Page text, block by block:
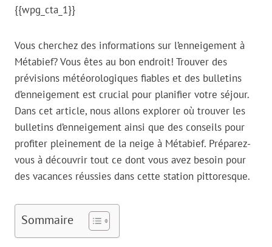
{{wpg_cta_1}}
Vous cherchez des informations sur l’enneigement à
Métabief? Vous êtes au bon endroit! Trouver des
prévisions météorologiques fiables et des bulletins
d’enneigement est crucial pour planifier votre séjour.
Dans cet article, nous allons explorer où trouver les
bulletins d’enneigement ainsi que des conseils pour
profiter pleinement de la neige à Métabief. Préparez-
vous à découvrir tout ce dont vous avez besoin pour
des vacances réussies dans cette station pittoresque.
Sommaire